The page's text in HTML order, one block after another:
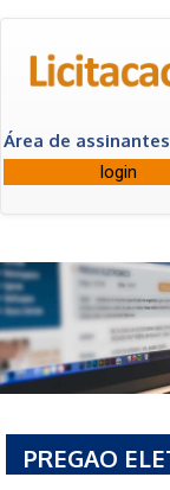
Área de assinantes
PREGAO